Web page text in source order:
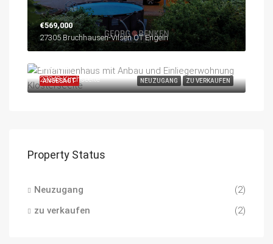
€569,000
27305 Bruchhausen-Vilsen OT Engeln
NEUZUGANG ZU VERKAUFEN
ANGESAGT
€985,000
27243 Kirchseelte
Property Status
Neuzugang
(2)
zu verkaufen
(2)